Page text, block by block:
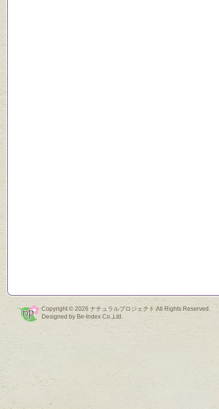
Copyright © 2026 ナチュラルプロジェクトAll Rights Reserved.
Designed by Be-Index Co.,Ltd.